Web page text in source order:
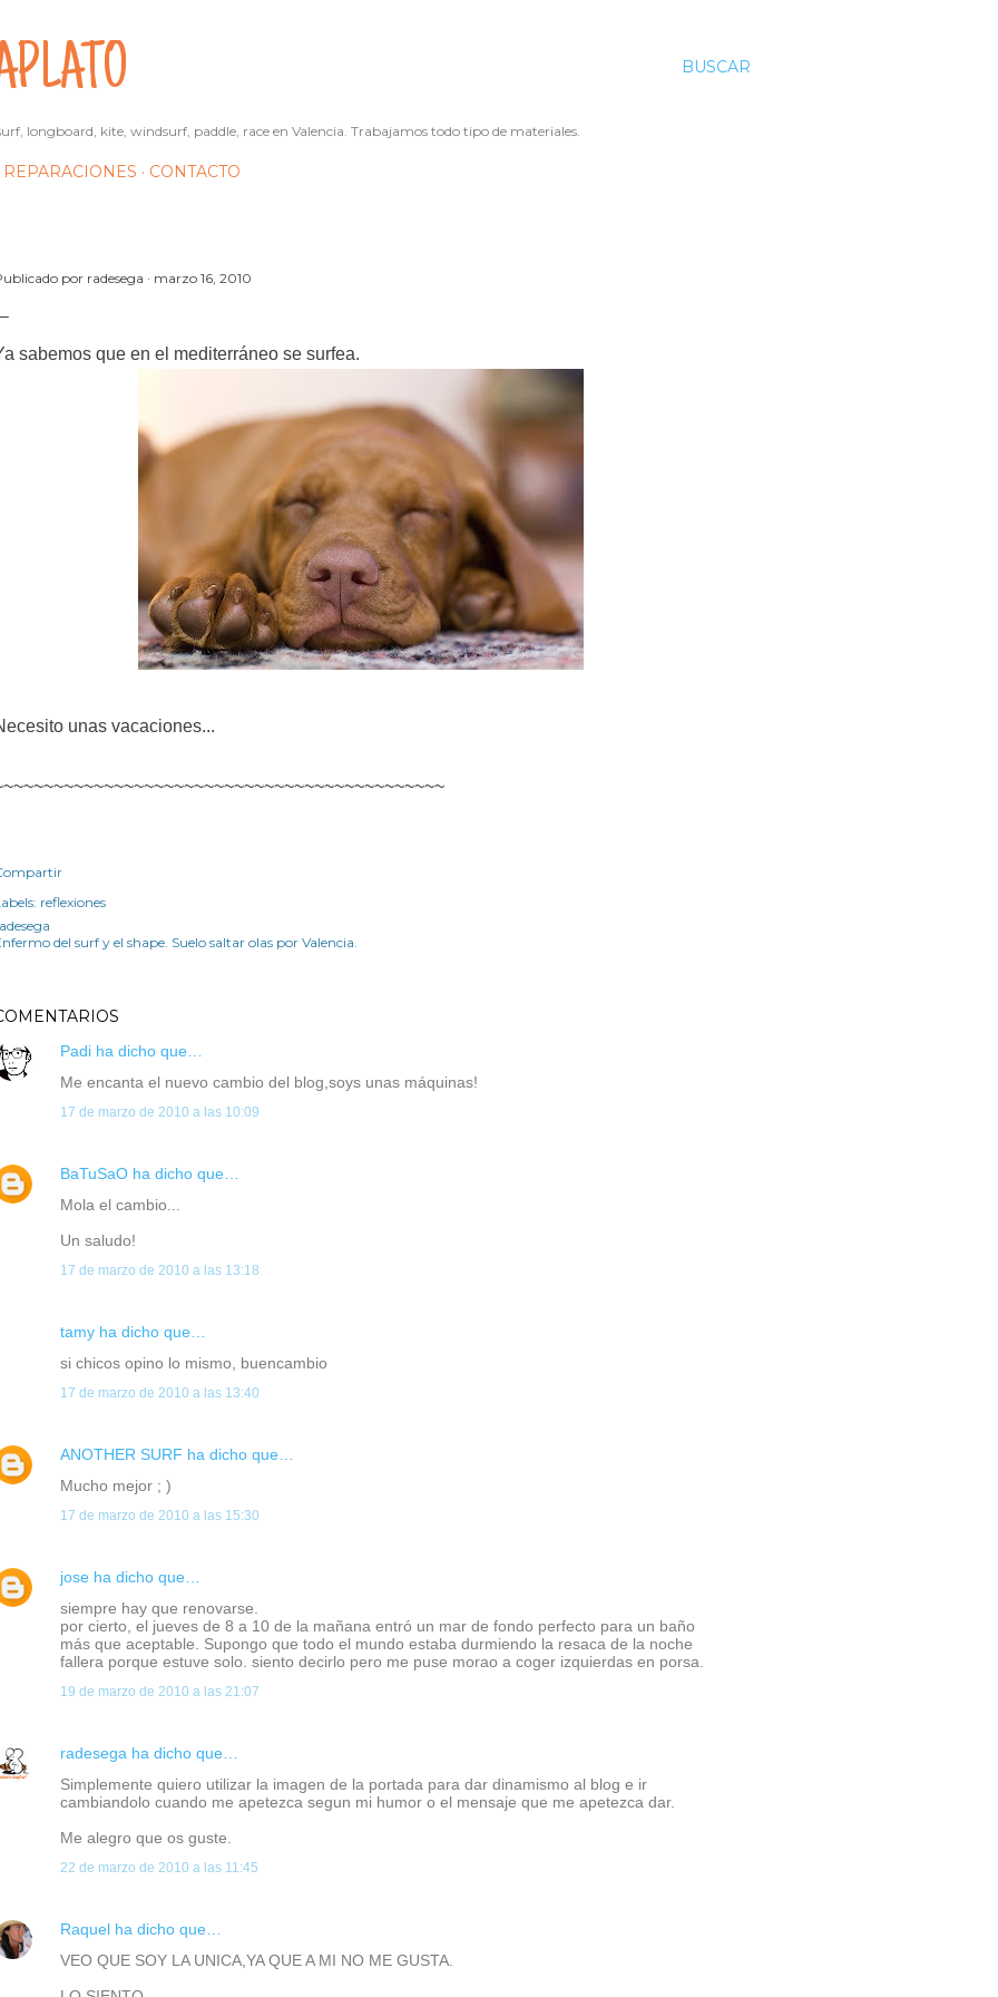
BUSCAR
longboard, kite, windsurf, paddle, race en Valencia. Trabajamos todo tipo de materiales.
REPARACIONES CONTACTO
por radesega marzo 16, 2010
sabemos que en el mediterráneo se surfea.
unas vacaciones...
reflexiones
del surf y el shape. Suelo saltar olas por Valencia.
Padi ha dicho que…
Me encanta el nuevo cambio del blog,soys unas máquinas!
17 de marzo de 2010 a las 10:09
BaTuSaO ha dicho que…
Mola el cambio...
Un saludo!
17 de marzo de 2010 a las 13:18
tamy ha dicho que…
si chicos opino lo mismo, buencambio
17 de marzo de 2010 a las 13:40
ANOTHER SURF ha dicho que…
Mucho mejor ; )
17 de marzo de 2010 a las 15:30
jose ha dicho que…
siempre hay que renovarse.
por cierto, el jueves de 8 a 10 de la mañana entró un mar de fondo perfecto para un baño
más que aceptable. Supongo que todo el mundo estaba durmiendo la resaca de la noche
fallera porque estuve solo. siento decirlo pero me puse morao a coger izquierdas en porsa.
19 de marzo de 2010 a las 21:07
radesega ha dicho que…
Simplemente quiero utilizar la imagen de la portada para dar dinamismo al blog e ir
cambiandolo cuando me apetezca segun mi humor o el mensaje que me apetezca dar.
Me alegro que os guste.
22 de marzo de 2010 a las 11:45
Raquel ha dicho que…
VEO QUE SOY LA UNICA,YA QUE A MI NO ME GUSTA.